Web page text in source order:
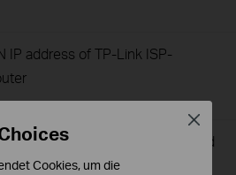
IP address of TP-Link ISP-
for TP-Link ISP-customized
Cookies, um die
Close